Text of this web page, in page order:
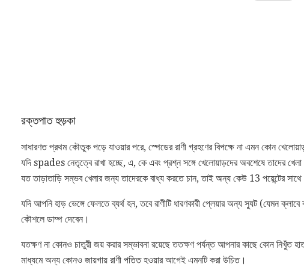
রক্তপাত হুড়কা
সাধারণত প্রথম কৌতুক পড়ে যাওয়ার পরে, স্পেডের রাণী গ্রহণের বিপক্ষে না এমন কোন
যদি spades নেতৃত্বে রাখা হচ্ছে, এ, কে এবং প্রশ্ন সঙ্গে খেলোয়াড়দের অবশেষে তাদের
যত তাড়াতাড়ি সম্ভব খেলার জন্য তাদেরকে বাধ্য করতে চান, তাই অন্য কেউ 13 পয়েন্টের
যদি আপনি হাড় ভেঙ্গে ফেলতে ব্যর্থ হন, তবে রাণীটি ধারণকারী প্লেয়ার অন্য স্যুট (যেমন
কৌশলে ডাম্প দেবেন।
যতক্ষণ না কোনও চাতুরী জয় করার সম্ভাবনা রয়েছে ততক্ষণ পর্যন্ত আপনার কাছে কোন নিখুঁত
মাধ্যমে অন্য কোনও জায়গায় রাণী পতিত হওয়ার আগেই এমনটি করা উচিত।